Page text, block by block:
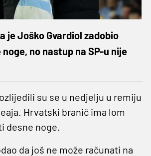
je Joško Gvardiol zadobio
no nastup na SP-u nije
ozlijedili su se u nedjelju u remiju
Hrvatski branič ima lom
desne noge.
da još ne može računati na